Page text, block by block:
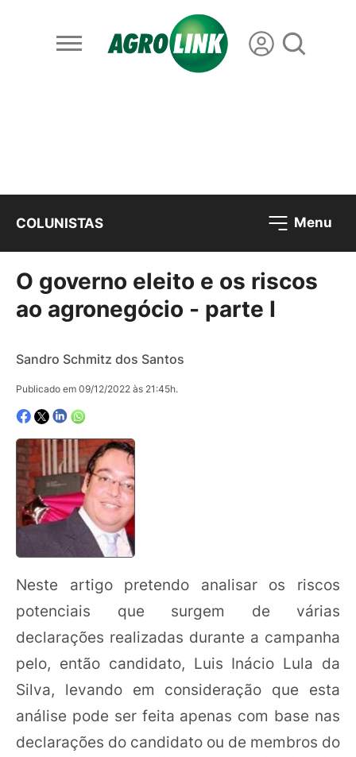
COLUNISTAS Menu
O governo eleito e os riscos
ao agronegócio - parte I
Sandro Schmitz dos Santos
Publicado em 09/12/2022 às 21:45h.
Neste artigo pretendo analisar os riscos
potenciais que surgem de várias
declarações realizadas durante a campanha
pelo, então candidato, Luis Inácio Lula da
Silva, levando em consideração que esta
análise pode ser feita apenas com base nas
declarações do candidato ou de membros do